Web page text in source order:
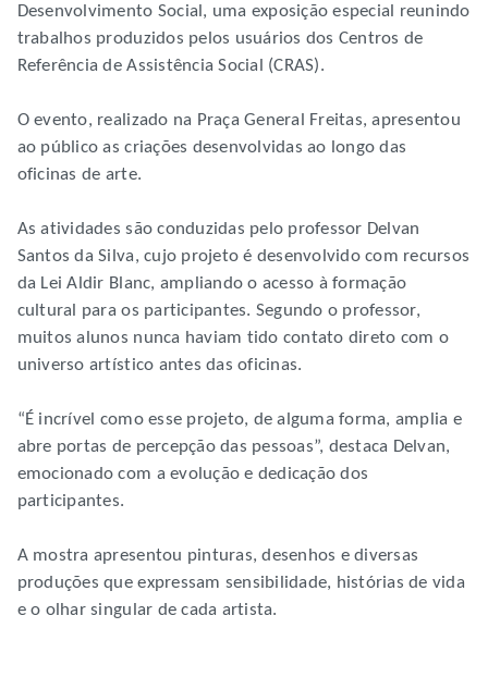
Desenvolvimento Social, uma exposição especial reunindo
trabalhos produzidos pelos usuários dos Centros de
Referência de Assistência Social (CRAS).
O evento, realizado na Praça General Freitas, apresentou
ao público as criações desenvolvidas ao longo das
oficinas de arte.
As atividades são conduzidas pelo professor Delvan
Santos da Silva, cujo projeto é desenvolvido com recursos
da Lei Aldir Blanc, ampliando o acesso à formação
cultural para os participantes. Segundo o professor,
muitos alunos nunca haviam tido contato direto com o
universo artístico antes das oficinas.
“É incrível como esse projeto, de alguma forma, amplia e
abre portas de percepção das pessoas”, destaca Delvan,
emocionado com a evolução e dedicação dos
participantes.
A mostra apresentou pinturas, desenhos e diversas
produções que expressam sensibilidade, histórias de vida
e o olhar singular de cada artista.